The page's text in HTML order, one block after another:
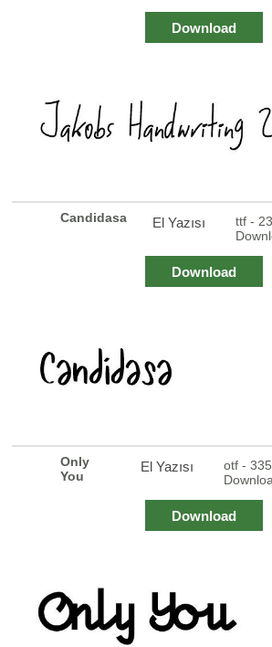
Download
Candidasa El Yazısı
ttf -
Download
Only
You
El Yazısı
otf -
Download